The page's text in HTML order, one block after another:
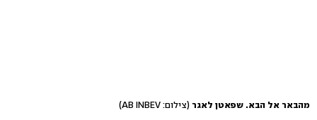
מהבאר אל הבא. שפאטן לאגר (צילום: AB INBEV)